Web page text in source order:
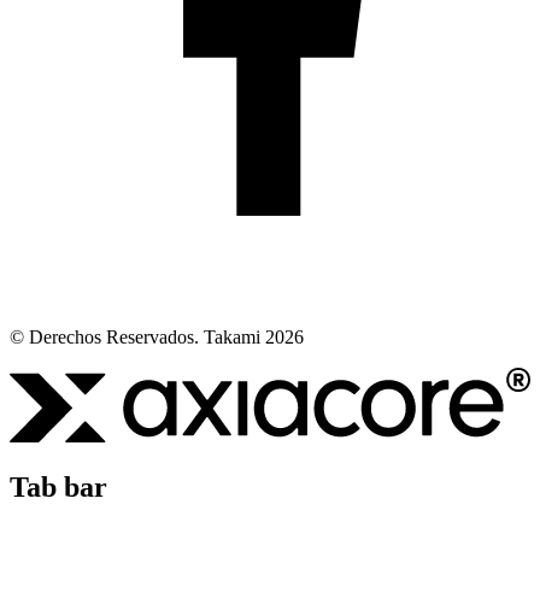
© Derechos Reservados. Takami 2026
Tab bar